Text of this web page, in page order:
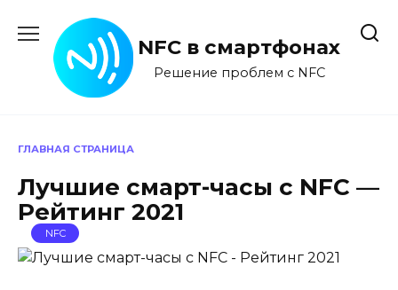
содержанию
NFC в смартфонах
Решение проблем с NFC
ГЛАВНАЯ СТРАНИЦА
Лучшие смарт-часы с NFC —
Рейтинг 2021
NFC